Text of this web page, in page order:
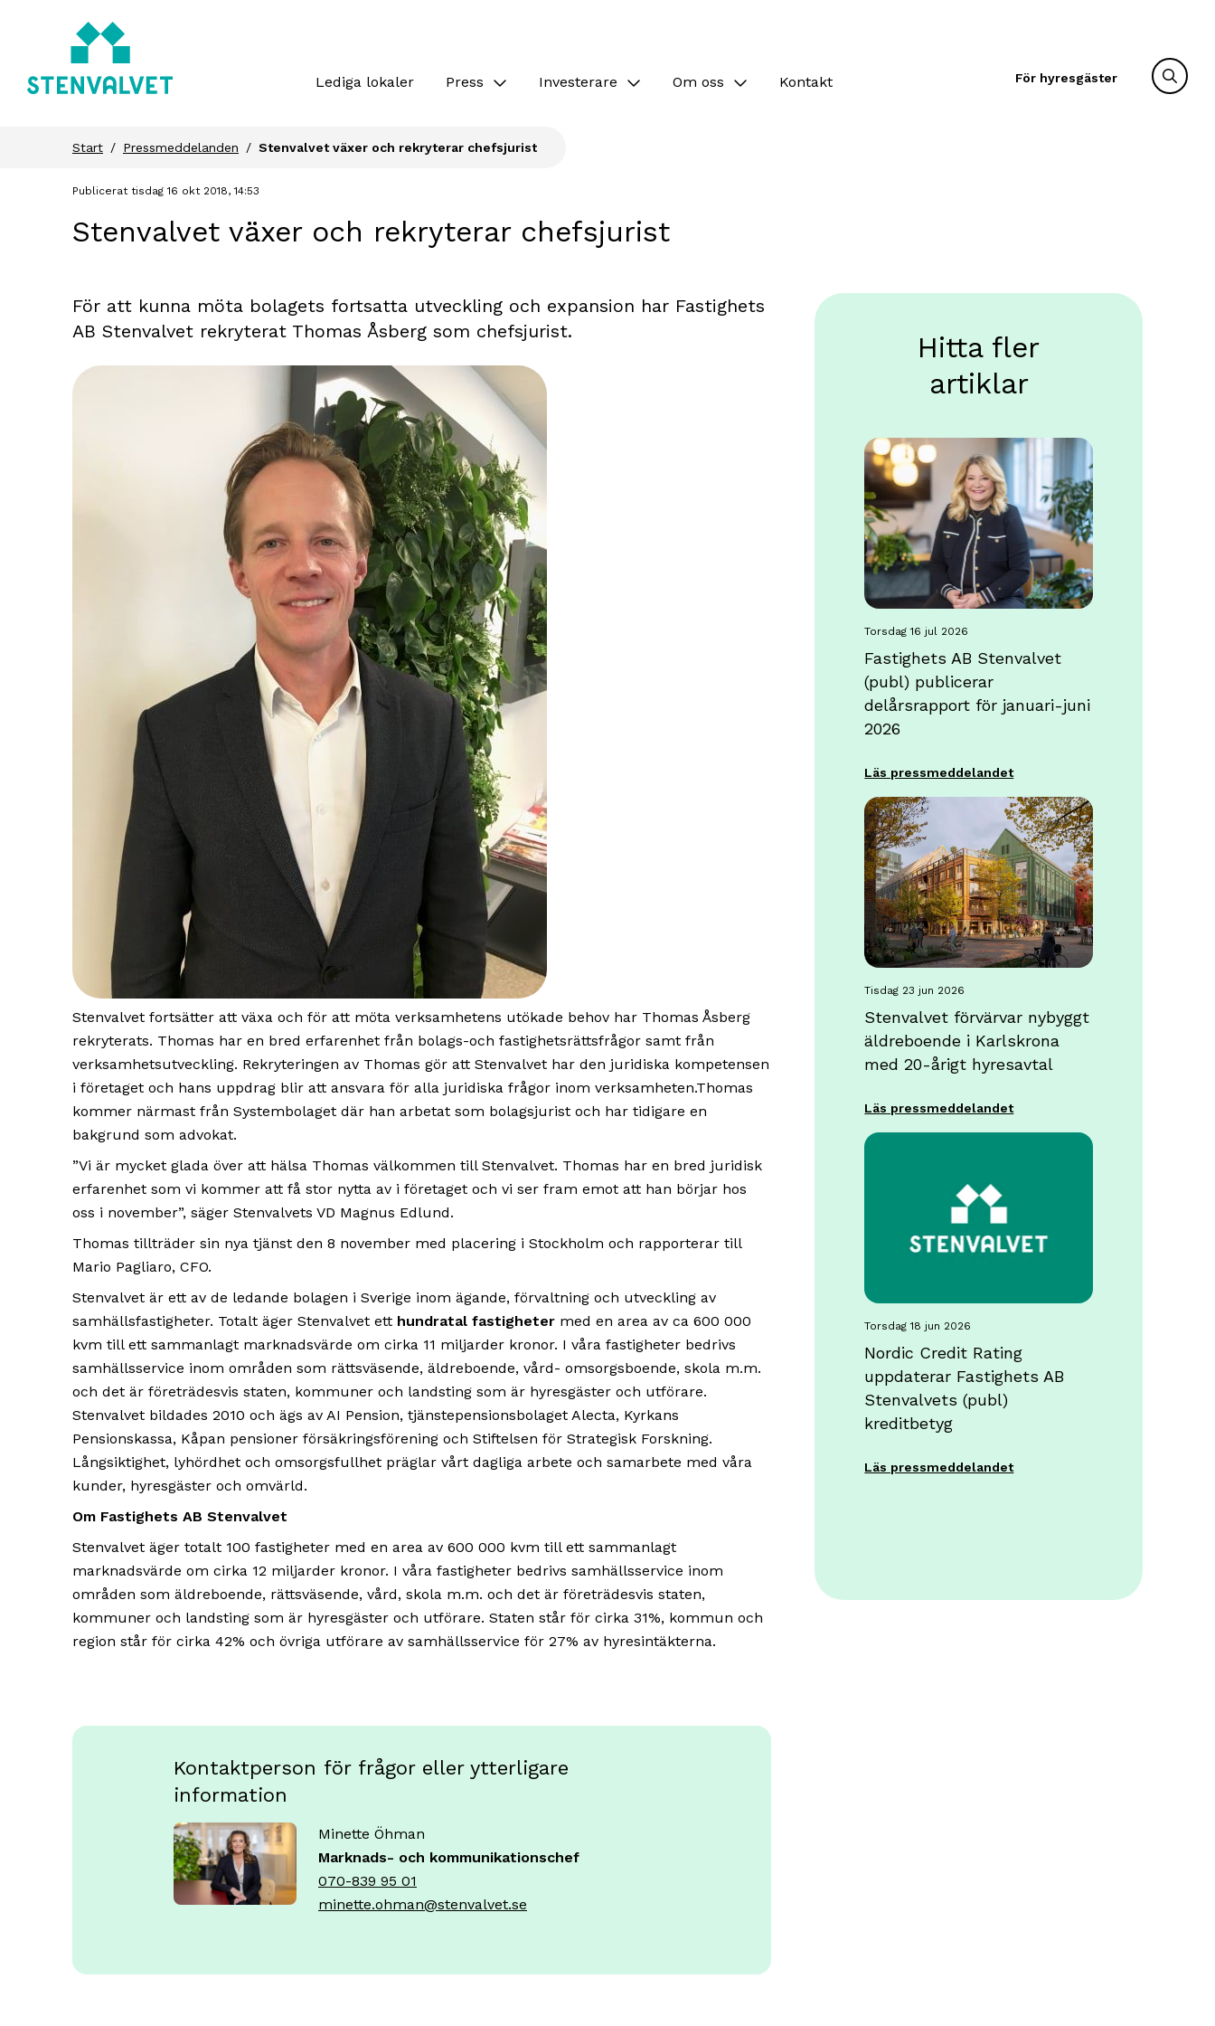
Lediga lokaler Press Investerare Om oss Kontakt För hyresgäster
Start Pressmeddelanden Stenvalvet växer och rekryterar chefsjurist
Publicerat tisdag 16 okt 2018, 14:53
Stenvalvet växer och rekryterar chefsjurist
För att kunna möta bolagets fortsatta utveckling och expansion har Fastighets
AB Stenvalvet rekryterat Thomas Åsberg som chefsjurist.
Stenvalvet fortsätter att växa och för att möta verksamhetens utökade behov har Thomas Åsberg
rekryterats. Thomas har en bred erfarenhet från bolags-och fastighetsrättsfrågor samt från
verksamhetsutveckling. Rekryteringen av Thomas gör att Stenvalvet har den juridiska kompetensen
i företaget och hans uppdrag blir att ansvara för alla juridiska frågor inom verksamheten.Thomas
kommer närmast från Systembolaget där han arbetat som bolagsjurist och har tidigare en
bakgrund som advokat.
”Vi är mycket glada över att hälsa Thomas välkommen till Stenvalvet. Thomas har en bred juridisk
erfarenhet som vi kommer att få stor nytta av i företaget och vi ser fram emot att han börjar hos
oss i november”, säger Stenvalvets VD Magnus Edlund.
Thomas tillträder sin nya tjänst den 8 november med placering i Stockholm och rapporterar till
Mario Pagliaro, CFO.
Stenvalvet är ett av de ledande bolagen i Sverige inom ägande, förvaltning och utveckling av
samhällsfastigheter. Totalt äger Stenvalvet ett hundratal fastigheter med en area av ca 600 000
kvm till ett sammanlagt marknadsvärde om cirka 11 miljarder kronor. I våra fastigheter bedrivs
samhällsservice inom områden som rättsväsende, äldreboende, vård- omsorgsboende, skola m.m.
och det är företrädesvis staten, kommuner och landsting som är hyresgäster och utförare.
Stenvalvet bildades 2010 och ägs av AI Pension, tjänstepensionsbolaget Alecta, Kyrkans
Pensionskassa, Kåpan pensioner försäkringsförening och Stiftelsen för Strategisk Forskning.
Långsiktighet, lyhördhet och omsorgsfullhet präglar vårt dagliga arbete och samarbete med våra
kunder, hyresgäster och omvärld.
Om Fastighets AB Stenvalvet
Stenvalvet äger totalt 100 fastigheter med en area av 600 000 kvm till ett sammanlagt
marknadsvärde om cirka 12 miljarder kronor. I våra fastigheter bedrivs samhällsservice inom
områden som äldreboende, rättsväsende, vård, skola m.m. och det är företrädesvis staten,
kommuner och landsting som är hyresgäster och utförare. Staten står för cirka 31%, kommun och
region står för cirka 42% och övriga utförare av samhällsservice för 27% av hyresintäkterna.
Kontaktperson för frågor eller ytterligare
information
Minette Öhman
Marknads- och kommunikationschef
070-839 95 01
minette.ohman@stenvalvet.se
Hitta fler
artiklar
torsdag 16 jul 2026
Fastighets AB Stenvalvet
(publ) publicerar
delårsrapport för januari-juni
2026
Läs pressmeddelandet
tisdag 23 jun 2026
Stenvalvet förvärvar nybyggt
äldreboende i Karlskrona
med 20-årigt hyresavtal
Läs pressmeddelandet
torsdag 18 jun 2026
Nordic Credit Rating
uppdaterar Fastighets AB
Stenvalvets (publ)
kreditbetyg
Läs pressmeddelandet